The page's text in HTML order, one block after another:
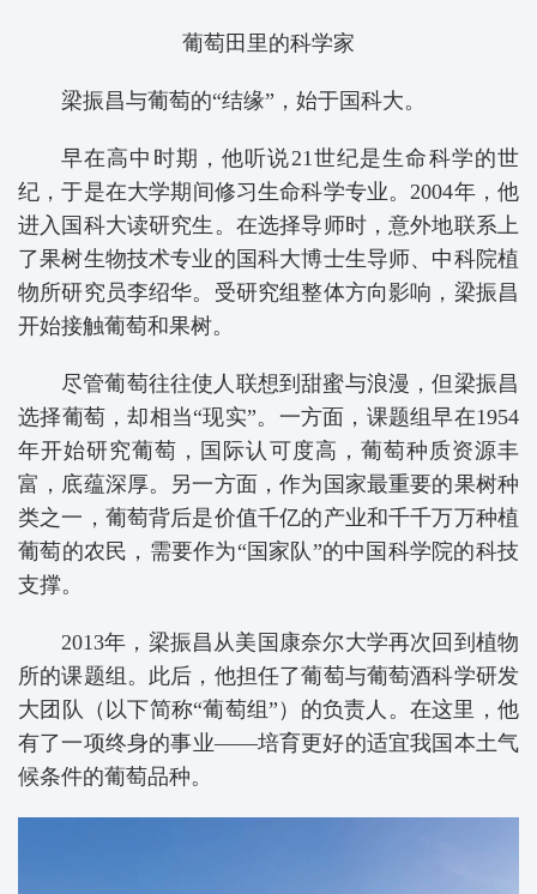
葡萄田里的科学家
梁振昌与葡萄的“结缘”，始于国科大。
早在高中时期，他听说21世纪是生命科学的世
纪，于是在大学期间修习生命科学专业。2004年，他
进入国科大读研究生。在选择导师时，意外地联系上
了果树生物技术专业的国科大博士生导师、中科院植
物所研究员李绍华。受研究组整体方向影响，梁振昌
开始接触葡萄和果树。
尽管葡萄往往使人联想到甜蜜与浪漫，但梁振昌
选择葡萄，却相当“现实”。一方面，课题组早在1954
年开始研究葡萄，国际认可度高，葡萄种质资源丰
富，底蕴深厚。另一方面，作为国家最重要的果树种
类之一，葡萄背后是价值千亿的产业和千千万万种植
葡萄的农民，需要作为“国家队”的中国科学院的科技
支撑。
2013年，梁振昌从美国康奈尔大学再次回到植物
所的课题组。此后，他担任了葡萄与葡萄酒科学研发
大团队（以下简称“葡萄组”）的负责人。在这里，他
有了一项终身的事业——培育更好的适宜我国本土气
候条件的葡萄品种。